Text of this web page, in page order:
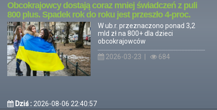
Obcokrajowcy dostają coraz mniej świadczeń z puli
800 plus. Spadek rok do roku jest przeszło 4-proc.
W ub.r. przeznaczono ponad 3,2
mld zł na 800+ dla dzieci
obcokrajowców
2026-03-23 |
684
Dziś : 2026-08-06 22:40:57